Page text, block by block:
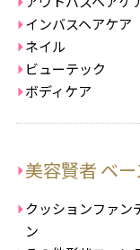
インバスヘアケア
ネイル
ビューテック
ボディケア
美容賢者 ベ
クッションファン
ン